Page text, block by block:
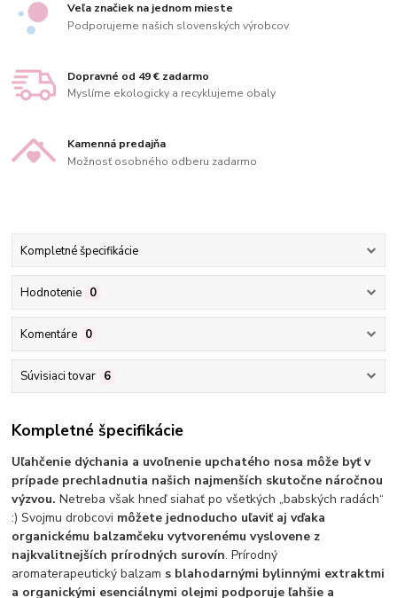
Veľa značiek na jednom mieste
Podporujeme našich slovenských výrobcov
Dopravné od 49 € zadarmo
Myslíme ekologicky a recyklujeme obaly
Kamenná predajňa
Možnosť osobného odberu zadarmo
Kompletné špecifikácie
Hodnotenie 0
Komentáre 0
Súvisiaci tovar 6
Kompletné špecifikácie
Uľahčenie dýchania a uvoľnenie upchatého nosa môže byť v
prípade prechladnutia našich najmenších skutočne náročnou
výzvou. Netreba však hneď siahať po všetkých „babských radách“
:) Svojmu drobcovi môžete jednoducho uľaviť aj vďaka
organickému balzamčeku vytvorenému vyslovene z
najkvalitnejších prírodných surovín. Prírodný
aromaterapeutický balzam s blahodarnými bylinnými extraktmi
a organickými esenciálnymi olejmi podporuje ľahšie a